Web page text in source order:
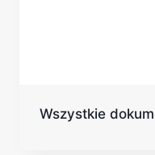
Wszystkie